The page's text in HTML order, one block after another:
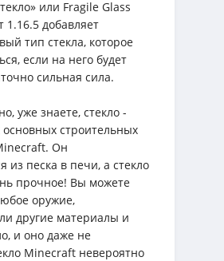
или Fragile Glass
добавляет
тип стекла, которое
если на него будет
сильная сила.
уже знаете, стекло -
строительных
Он
из песка в печи, а стекло
прочное! Вы можете
оружие,
другие материалы и
и оно даже не
Minecraft невероятно